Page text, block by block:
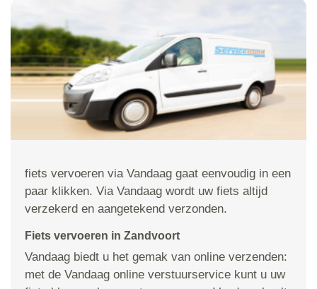
fiets vervoeren via Vandaag gaat eenvoudig in een
paar klikken. Via Vandaag wordt uw fiets altijd
verzekerd en aangetekend verzonden.
Fiets vervoeren in Zandvoort
Vandaag biedt u het gemak van online verzenden:
met de Vandaag online verstuurservice kunt u uw